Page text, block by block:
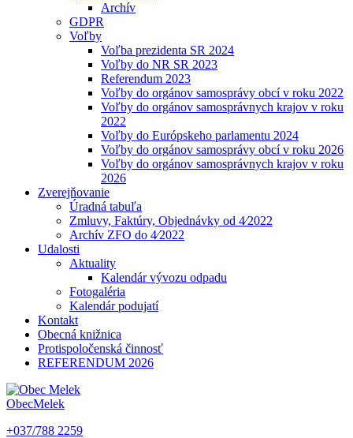
Archív
GDPR
Voľby
Voľba prezidenta SR 2024
Voľby do NR SR 2023
Referendum 2023
Voľby do orgánov samosprávy obcí v roku 2022
Voľby do orgánov samosprávnych krajov v roku
2022
Voľby do Európskeho parlamentu 2024
Voľby do orgánov samosprávy obcí v roku 2026
Voľby do orgánov samosprávnych krajov v roku
2026
Zverejňovanie
Úradná tabuľa
Zmluvy, Faktúry, Objednávky od 4⁄2022
Archív ZFO do 4⁄2022
Udalosti
Aktuality
Kalendár vývozu odpadu
Fotogaléria
Kalendár podujatí
Kontakt
Obecná knižnica
Protispoločenská činnosť
REFERENDUM 2026
ObecMelek
+037/788 2259